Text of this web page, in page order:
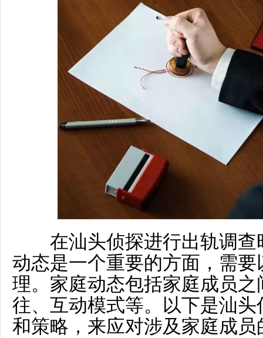
在汕头侦探进行出轨调查
动态是一个重要的方面，需
理。家庭动态包括家庭成员
往、互动模式等。以下是汕
和策略，来应对涉及家庭成员